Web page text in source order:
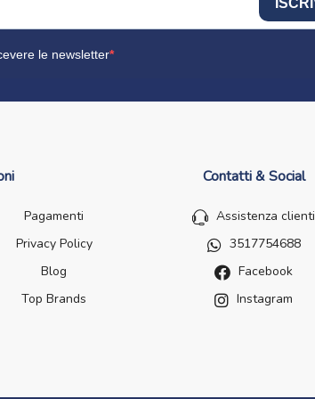
le newsletter
Pagamenti
Privacy Policy
Blog
Top Brands
Contatti & Social
Assistenza clienti
3517754688
Facebook
Instagram